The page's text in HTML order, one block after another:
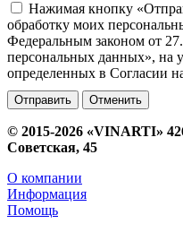
Нажимая кнопку
обработку моих
Федеральным законом от
персональных данных», на
определенных в Согласии
Отменить
© 2015-2026 «VINARTI»
Советская, 45
О компании
Информация
Помощь